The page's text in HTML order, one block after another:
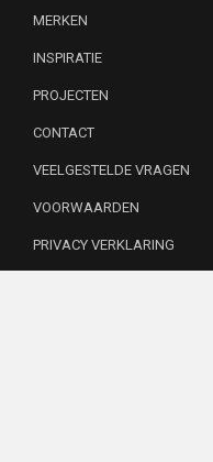
MERKEN
INSPIRATIE
PROJECTEN
CONTACT
VEELGESTELDE VRAGEN
VOORWAARDEN
PRIVACY VERKLARING